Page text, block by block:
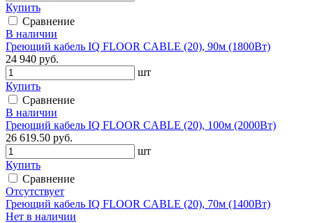
Купить
Сравнение
В наличии
Греющий кабель IQ FLOOR CABLE (20), 90м (1800Вт)
24 940 руб.
шт
Купить
Сравнение
В наличии
Греющий кабель IQ FLOOR CABLE (20), 100м (2000Вт)
26 619.50 руб.
шт
Купить
Сравнение
Отсутствует
Греющий кабель IQ FLOOR CABLE (20), 70м (1400Вт)
Нет в наличии